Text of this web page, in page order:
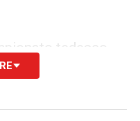
tedesco
senza reti
contro il